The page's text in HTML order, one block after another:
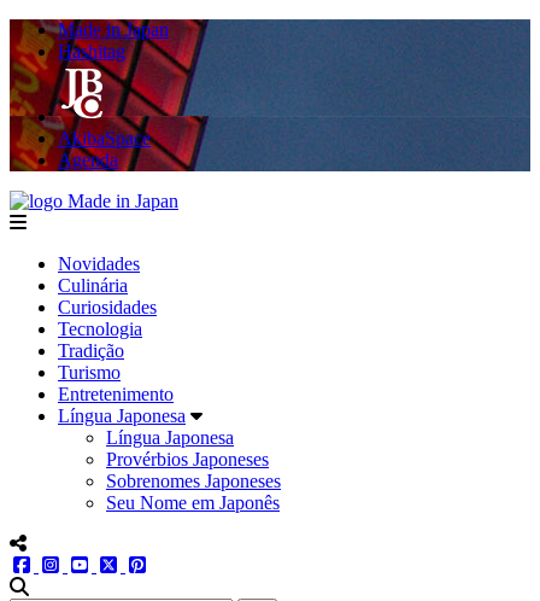
Made in Japan
Hashitag
AkibaSpace
Agenda
menu
Novidades
Culinária
Curiosidades
Tecnologia
Tradição
Turismo
Entretenimento
Língua Japonesa
Língua Japonesa
Provérbios Japoneses
Sobrenomes Japoneses
Seu Nome em Japonês
menu redes social
facebookinstagram
youtube
twitter